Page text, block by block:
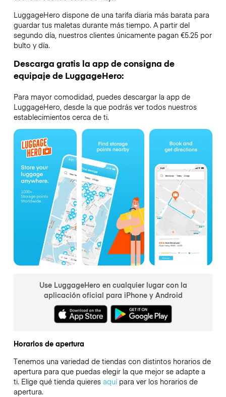
LuggageHero dispone de una tarifa diaria más barata para
guardar tus maletas durante más tiempo. A partir del
segundo día, nuestros clientes únicamente pagan €5.25 por
bulto y día.
Descarga gratis la app de consigna de
equipaje de LuggageHero:
Para mayor comodidad, puedes descargar la app de
LuggageHero, desde la que podrás ver todos nuestros
establecimientos cerca de ti.
Use LuggageHero en cualquier lugar con la
aplicación oficial para iPhone y Android
Horarios de apertura
Tenemos una variedad de tiendas con distintos horarios de
apertura para que puedas elegir la que mejor se adapte a
ti. Elige qué tienda quieres aquípara ver los horarios de
apertura.